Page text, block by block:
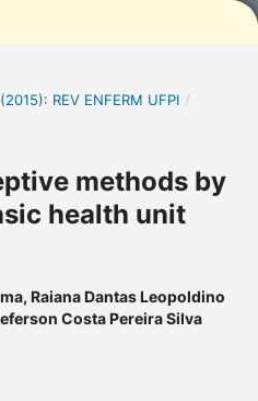
REV ENFERM UFPI /
methods by
health unit
Raiana Dantas Leopoldino
Costa Pereira Silva